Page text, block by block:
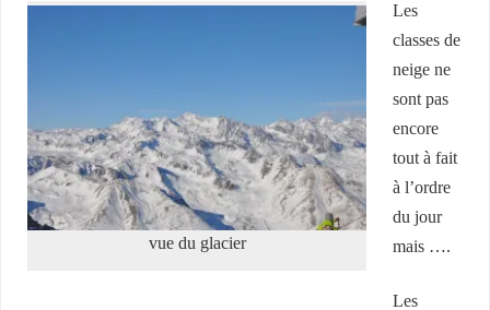
vue du glacier
Les
classes de
neige ne
sont pas
encore
tout à fait
à l’ordre
du jour
mais ….
Les